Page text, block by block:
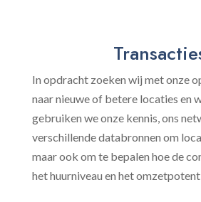
In opdracht zoeken wij met onze
naar nieuwe of betere locaties en
gebruiken we onze kennis, ons
verschillende databronnen om
maar ook om te bepalen hoe de
het huurniveau en het